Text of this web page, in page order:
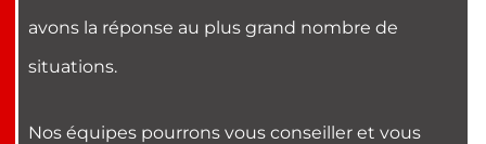
avons la réponse au plus grand nombre de
situations.
Nos équipes pourrons vous conseiller et vous